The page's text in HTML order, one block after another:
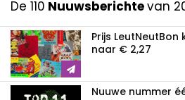
De 110 Nuuwsberichtevan
Prijs
naar € 2,27
Nuuwe nummer